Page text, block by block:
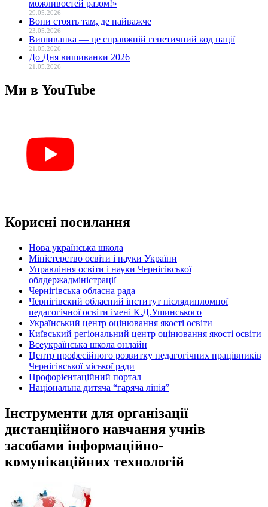
можливостей разом!»
29.05.2026
Вони стоять там, де найважче
23.05.2026
Вишиванка — це справжній генетичний код нації
21.05.2026
До Дня вишиванки 2026
21.05.2026
Ми в YouTube
Корисні посилання
Нова українська школа
Міністерство освіти і науки України
Управління освіти і науки Чернігівської
облдержадміністрації
Чернігівська обласна рада
Чернігівский обласний інститут післядипломної
педагогічної освіти імені К.Д.Ушинського
Український центр оцінювання якості освіти
Київський регіональний центр оцінювання якості освіти
Всеукраїнська школа онлайн
Центр професійного розвитку педагогічних працівників
Чернігівської міської ради
Профорієнтаційний портал
Національна дитяча “гаряча лінія”
Інструменти для організації
дистанційного навчання учнів
засобами інформаційно-
комунікаційних технологій